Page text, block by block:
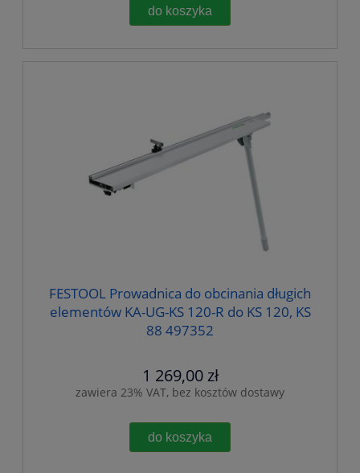
do koszyka
FESTOOL Prowadnica do obcinania długich
elementów KA-UG-KS 120-R do KS 120, KS
88 497352
1 269,00 zł
zawiera 23% VAT, bez kosztów dostawy
do koszyka